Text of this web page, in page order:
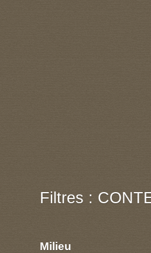
Filtres :
Milieu